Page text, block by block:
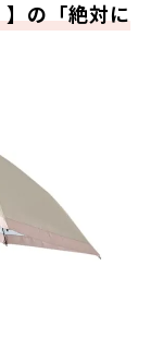
の「絶対に